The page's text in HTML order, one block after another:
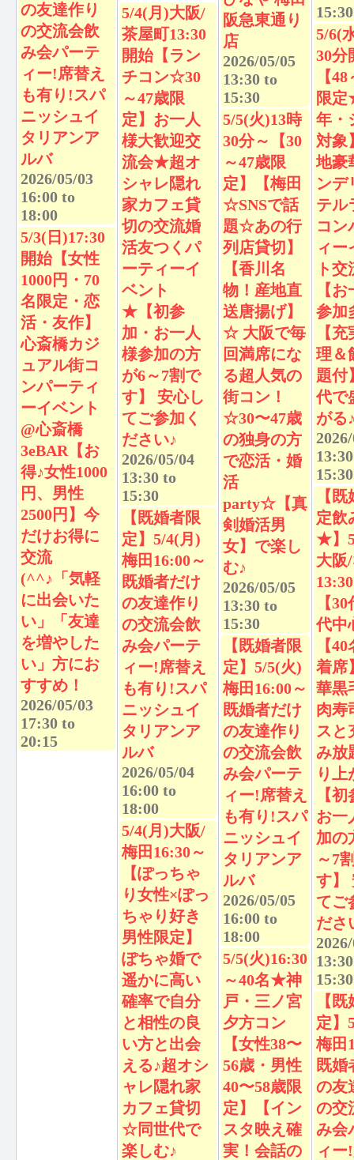
の友達作り
の交流会飲
み会パーテ
ィー!席替え
も有り!スパ
ニッシュイ
タリアンア
ルバ
2026/05/03
16:00 to
18:00
5/3(日)17:30
開始【女性
1000円・70
名限定・恋
活・友作】
心斎橋カジ
ュアル街コ
ンパーティ
ーイベント
@心斎橋
3eBAR【お
得♪女性1000
円、男性
2500円】今
だけお得に
交流
(^^♪「気軽
に出会いた
い」「友達
を増やした
い」方にお
すすめ！
2026/05/03
17:30 to
20:15
5/4(月)大阪/
茶屋町13:30
開始【ラン
チコン☆30
～47歳限
定】お一人
様大歓迎交
流会★超オ
シャレ隠れ
家カフェ貸
切の交流婚
活友つくパ
ーティーイ
ベント
★【初参
加・お一人
様参加の方
が6～7割で
す】 安心し
てご参加く
ださい♪
2026/05/04
13:30 to
15:30
【既婚者限
定】5/4(月)
梅田16:00～
既婚者だけ
の友達作り
の交流会飲
み会パーテ
ィー!席替え
も有り!スパ
ニッシュイ
タリアンア
ルバ
2026/05/04
16:00 to
18:00
5/4(月)大阪/
梅田16:30～
【ぽっちゃ
り女性×ぽっ
ちゃり好き
男性限定】
ぽちゃ婚で
遥かに高い
確率で自分
と相性の良
い方と出会
える♪超オシ
ャレ隠れ家
カフェ貸切
☆同世代で
楽しむ♪
阪急東通り
店
2026/05/05
13:30 to
15:30
5/5(火)13時
30分～【30
～47歳限
定】【梅田
☆SNSで話
題☆あの行
列店貸切】
【香川名
物！産地直
送唐揚げ】
☆ 大阪で毎
回満席にな
る超人気の
街コン！
☆30〜47歳
の独身の方
で恋活・婚
活
party☆【真
剣婚活男
女】で楽し
む♪
2026/05/05
13:30 to
15:30
【既婚者限
定】5/5(火)
梅田16:00～
既婚者だけ
の友達作り
の交流会飲
み会パーテ
ィー!席替え
も有り!スパ
ニッシュイ
タリアンア
ルバ
2026/05/05
16:00 to
18:00
5/5(火)16:30
～40名★神
戸・三ノ宮
夕方コン
【女性38〜
56歳・男性
40〜58歳限
定】【イン
スタ映え確
実！会話の
15:30
5/6(
30分
【
限
年・
対象
地豪
ンデ
テル
コン
ィー
ト
【
参加
【
理＆
題付
代で
がる
13:30
15:30
【
定飲
★】
大阪
【
代中
【
着席
華黒
肉寿
スと
み放
り上
【
お一
加の
～7
す】
てご
ださ
13:30
15:30
【
定】
梅田
既婚
の友
の交
み会
ィー